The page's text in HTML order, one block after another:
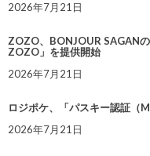
2026年7月21日
ZOZO、BONJOUR SAGAN
ZOZO」を提供開始
2026年7月21日
ロジポケ、「パスキー認証（
2026年7月21日